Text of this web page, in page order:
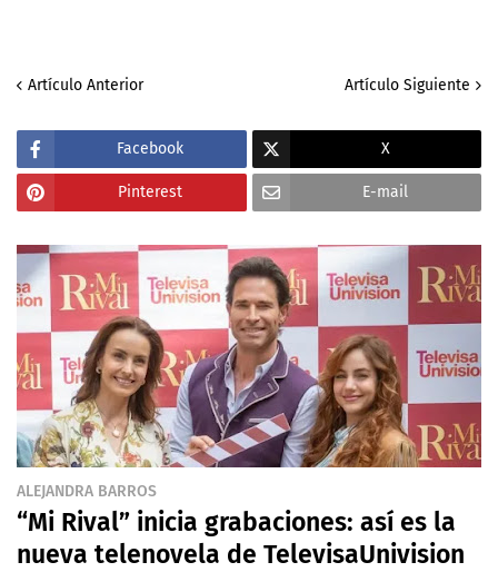
Artículo Anterior Artículo Siguiente
Facebook X
Pinterest E-mail
ALEJANDRA BARROS
“Mi Rival” inicia grabaciones: así es la
nueva telenovela de TelevisaUnivision